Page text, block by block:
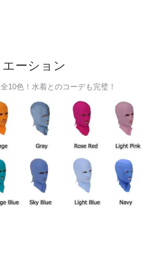
ーション
10色！水着とのコーデも完璧！